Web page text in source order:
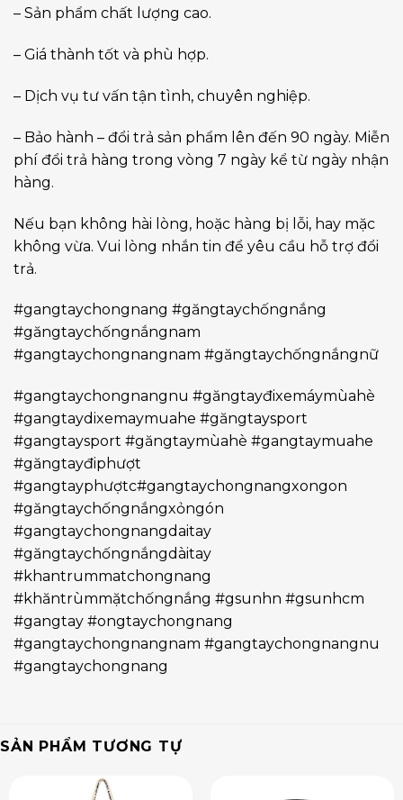
– Sản phẩm chất lượng cao.
– Giá thành tốt và phù hợp.
– Dịch vụ tư vấn tận tình, chuyên nghiệp.
– Bảo hành – đổi trả sản phẩm lên đến 90 ngày. Miễn
phí đổi trả hàng trong vòng 7 ngày kể từ ngày nhận
hàng.
Nếu bạn không hài lòng, hoặc hàng bị lỗi, hay mặc
không vừa. Vui lòng nhắn tin để yêu cầu hỗ trợ đổi
trả.
#gangtaychongnang #găngtaychốngnắng
#găngtaychốngnắngnam
#gangtaychongnangnam #găngtaychốngnắngnữ
#gangtaychongnangnu #găngtayđixemáymùahè
#gangtaydixemaymuahe #găngtaysport
#gangtaysport #găngtaymùahè #gangtaymuahe
#găngtayđiphượt
#gangtayphượtc#gangtaychongnangxongon
#găngtaychốngnắngxỏngón
#gangtaychongnangdaitay
#găngtaychốngnắngdàitay
#khantrummatchongnang
#khăntrùmmặtchốngnắng #gsunhn #gsunhcm
#gangtay #ongtaychongnang
#gangtaychongnangnam #gangtaychongnangnu
#gangtaychongnang
SẢN PHẨM TƯƠNG TỰ